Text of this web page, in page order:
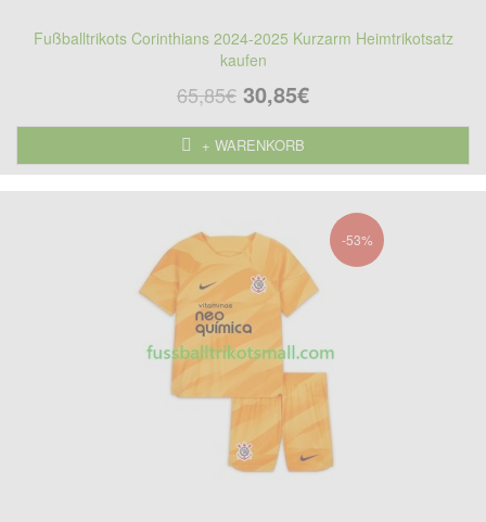
Fußballtrikots Corinthians 2024-2025 Kurzarm Heimtrikotsatz
kaufen
65,85€ 30,85€
+ WARENKORB
-53%